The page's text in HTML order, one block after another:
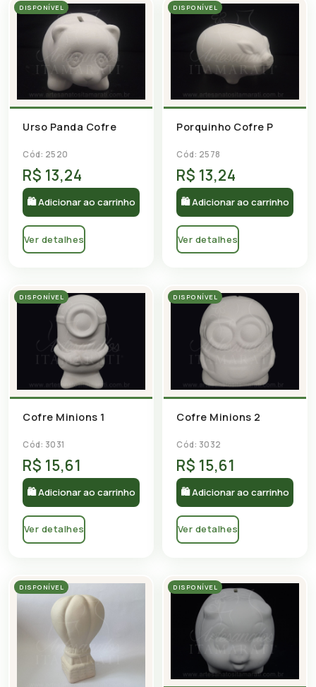
DISPONÍVEL
Urso Panda Cofre
Cód: 2520
R$ 13,24
🛍 Adicionar ao carrinho
Ver detalhes
DISPONÍVEL
Porquinho Cofre P
Cód: 2578
R$ 13,24
🛍 Adicionar ao carrinho
Ver detalhes
DISPONÍVEL
Cofre Minions 1
Cód: 3031
R$ 15,61
🛍 Adicionar ao carrinho
Ver detalhes
DISPONÍVEL
Cofre Minions 2
Cód: 3032
R$ 15,61
🛍 Adicionar ao carrinho
Ver detalhes
DISPONÍVEL DISPONÍVEL